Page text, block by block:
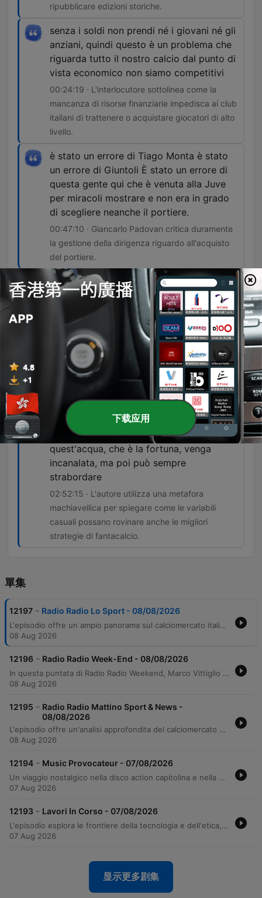
ripubblicare edizioni storiche.
senza i soldi non prendi né i giovani né gli
anziani, quindi questo è un problema che
riguarda tutto il nostro calcio dal punto di
vista economico non siamo competitivi
00:24:19 · L'interlocutore sottolinea come la
mancanza di risorse finanziarie impedisca ai club
italiani di trattenere o acquistare giocatori di alto
livello.
è stato un errore di Tiago Monta è stato
un errore di Giuntoli È stato un errore di
questa gente qui che è venuta alla Juve
per miracoli mostrare e non era in grado
di scegliere neanche il portiere.
00:47:10 · Giancarlo Padovan critica duramente
la gestione della dirigenza riguardo all'acquisto
del portiere.
se arrivasse una proposta per Ratko a 15
milioni io lo darei via e prenderei in
attaccante con pagamento gratis non in
prestito in giro per il mondo per cercarne
uno che non costi tanto
01:20:17 · L'interlocutore propone una strategia
di mercato basata sulla vendita di un giocatore
per finanziare l'acquisto immediato di nuovi
la fortuna è ingovernabile, tu puoi mettere
degli argini solidi al fiume affinchbi che
quest'acqua, che è la fortuna, venga
incanalata, ma poi può sempre
strabordare
02:52:15 · L'autore utilizza una metafora
machiavellica per spiegare come le variabili
casuali possano rovinare anche le migliori
strategie di fantacalcio.
單集
12197 - Radio Radio Lo Sport - 08/08/2026
L'episodio offre un ampio panorama sul calciomercato italiano e sulle dinamiche delle principali squadre di Serie A. Si analizza l'evoluzione del mercato, confrontando la capacità di investimento del passato con l'attuale strategia basata sulla valorizzazione dei giovani talenti, evidenziando le difficoltà economiche che limitano la competitività del campionato rispetto ai capitali stranieri. Il dibattito si sposta poi su analisi tecniche specifiche per Juventus, Inter, Milan, Roma, Lazio e Napoli, toccando temi come la gestione delle rose, le necessità di cessione per bilanciare i conti e le prospettive tattiche per la nuova stagione. La puntata si conclude con riflessioni sul fantacalcio e un'intervista esclusiva al calciatore Neil El Mansi.
08 Aug 2026
12196 - Radio Radio Week-End - 08/08/2026
In questa puntata di Radio Radio Weekend, Marco Vittiglio intervista il giornalista Tommaso Labbate sul suo approccio critico alla televisione e l'importanza di una comunicazione accessibile. La conversazione affronta temi come la gestione della controprogrammazione televisiva e la necessità di un intervento culturale per contrastare i fenomeni di criminalità. Il programma prosegue con riflessioni sulla responsabilità sociale dei media, il legame viscerale tra Vasco Rossi e il suo pubblico, e l'esperienza di Piero Marrazzo tra politica e giornalismo. L'episodio si conclude con approfondimenti su temi d'attualità internazionale, come il conflitto in Medio Oriente, e un tributo alla cultura musicale italiana.
08 Aug 2026
12195 - Radio Radio Mattino Sport & News -
08/08/2026
L'episodio offre un'analisi approfondita del calciomercato estivo, con focus sulle dinamiche di Roma, Lazio, Fiorentina, Napoli, Inter e Juventus. Vengono esaminate le strategie di mercato, l'impatto dei costi elevati per i club medi e le necessità di rinforzo delle big, tra cui il caso Mastantuono alla Fiorentina e le incertezze della Lazio. Oltre alle notizie sportive, il programma alterna momenti di nostalgia calcistica con riflessioni sui ritiri pre-stagionali e approfondimenti sulle difficoltà gestionali dei club. La discussione tocca anche temi legati all'ambiente dello stadio Olimpico e include diverse panoramiche su servizi e offerte turistiche.
08 Aug 2026
12194 - Music Provocateur - 07/08/2026
Un viaggio nostalgico nella disco action capitolina e nella nightlife romana tra la fine degli anni '80 e l'inizio degli anni '90. L'episodio presenta una selezione musicale esclusiva di Radio Radio Dance, focalizzandosi su un set registrato a settembre 1980 presso il Casio Foll da Fabrizio Mosconi. Il programma celebra le grandi serate della capitale attraverso i suoni che hanno caratterizzato l'epoca, con riferimenti a figure chiave come Corrado Rizza e Cristiano Colaizzi.
07 Aug 2026
12193 - Lavori In Corso - 07/08/2026
L'episodio esplora le frontiere della tecnologia e dell'etica, analizzando come l'intelligenza artificiale stia ridefinendo la progettazione del DNA e i confini tra naturale e artificiale. Il dibattito si estende alla sicurezza sul lavoro e all'emergenza climatica, con riflessioni sulla necessità di interventi strutturali per contrastare le ondate di calore nelle città. La narrazione prosegue con un approfondimento sul mondo del ciclismo professionistico, esaminando le controversie legate al commissariamento della Lega Ciclismo e il dominio di atleti come Pogacar. Il viaggio si conclude con un'analisi critica della poetica di Francesco Guccini, indagando l'evoluzione stilistica del cantautore attraverso i temi del tempo, del dubbio e dell'uso del linguaggio.
07 Aug 2026
显示更多剧集
下载应用